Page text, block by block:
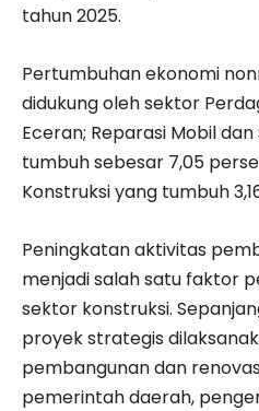
tahun 2025.
Pertumbuhan ekonomi
didukung oleh sektor
Eceran; Reparasi Mobil
tumbuh sebesar 7,05
Konstruksi yang tumbuh
Peningkatan aktivitas
menjadi salah satu faktor
sektor konstruksi.
proyek strategis
pembangunan dan
pemerintah daerah,